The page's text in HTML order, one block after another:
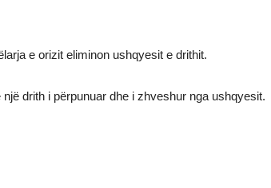
e orizit eliminon ushqyesit e drithit.
drith i përpunuar dhe i zhveshur nga ushqyesit.